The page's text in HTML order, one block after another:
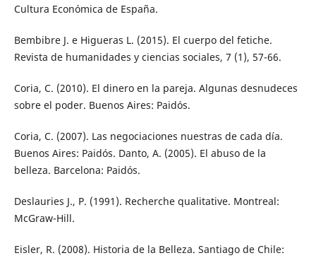
Cultura Económica de España.
Bembibre J. e Higueras L. (2015). El cuerpo del fetiche.
Revista de humanidades y ciencias sociales, 7 (1), 57-66.
Coria, C. (2010). El dinero en la pareja. Algunas desnudeces
sobre el poder. Buenos Aires: Paidós.
Coria, C. (2007). Las negociaciones nuestras de cada día.
Buenos Aires: Paidós. Danto, A. (2005). El abuso de la
belleza. Barcelona: Paidós.
Deslauries J., P. (1991). Recherche qualitative. Montreal:
McGraw-Hill.
Eisler, R. (2008). Historia de la Belleza. Santiago de Chile: